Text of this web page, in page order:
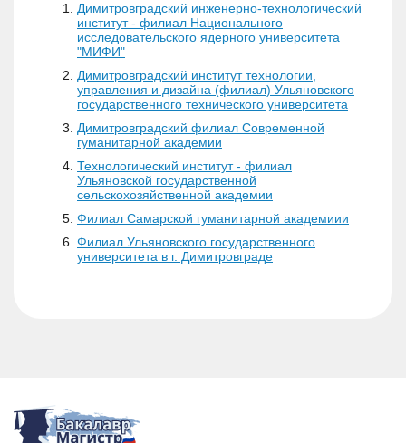
Димитровградский инженерно-технологический
институт - филиал Национального
исследовательского ядерного университета
"МИФИ"
Димитровградский институт технологии,
управления и дизайна (филиал) Ульяновского
государственного технического университета
Димитровградский филиал Современной
гуманитарной академии
Технологический институт - филиал
Ульяновской государственной
сельскохозяйственной академии
Филиал Самарской гуманитарной академиии
Филиал Ульяновского государственного
университета в г. Димитровграде